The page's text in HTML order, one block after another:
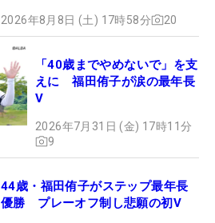
2026年8月8日 (土) 17時58分 20
「40歳までやめないで」を支
えに 福田侑子が涙の最年長
V
2026年7月31日 (金) 17時11分
9
44歳・福田侑子がステップ最年長
優勝 プレーオフ制し悲願の初V